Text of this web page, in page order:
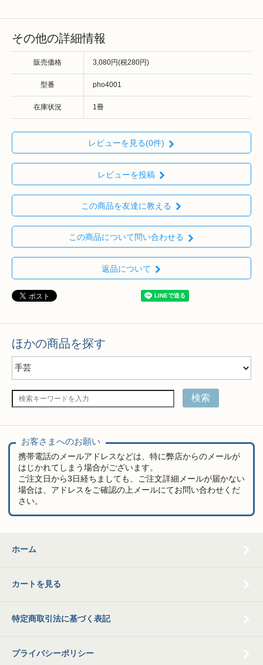
その他の詳細情報
販売価格 3,080円(税280円)
型番 pho4001
在庫状況 1冊
レビューを見る(0件)
レビューを投稿
この商品を友達に教える
この商品について問い合わせる
返品について
ほかの商品を探す
検索
お客さまへのお願い
携帯電話のメールアドレスなどは、特に弊店からのメールが
はじかれてしまう場合がございます。
ご注文日から3日経ちましても、ご注文詳細メールが届かない
場合は、アドレスをご確認の上メールにてお問い合わせくだ
さい。
ホーム
カートを見る
特定商取引法に基づく表記
プライバシーポリシー